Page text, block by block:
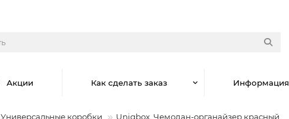
Акции Как сделать заказ Информация
Универсальные коробки Uniqbox. Чемодан-органайзер красный